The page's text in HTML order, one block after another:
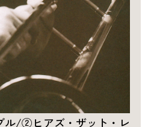
ル/②ヒアズ・ザット・レ